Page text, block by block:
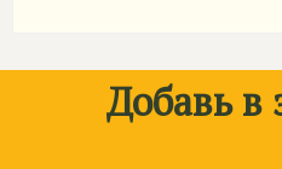
Добавь в